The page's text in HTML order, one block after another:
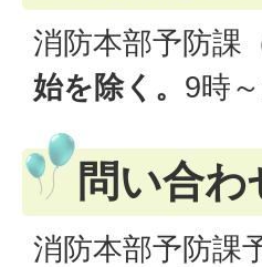
消防本部予防課
始を除く。 9時
問い合わ
消防本部予防課